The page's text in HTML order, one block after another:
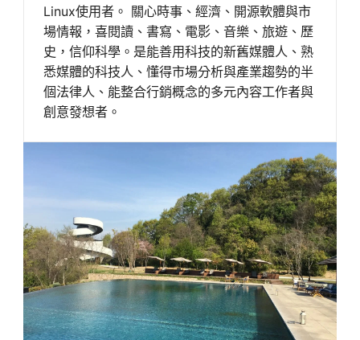
Linux使用者。 關心時事、經濟、開源軟體與市
場情報，喜閱讀、書寫、電影、音樂、旅遊、歷
史，信仰科學。是能善用科技的新舊媒體人、熟
悉媒體的科技人、懂得市場分析與產業趨勢的半
個法律人、能整合行銷概念的多元內容工作者與
創意發想者。